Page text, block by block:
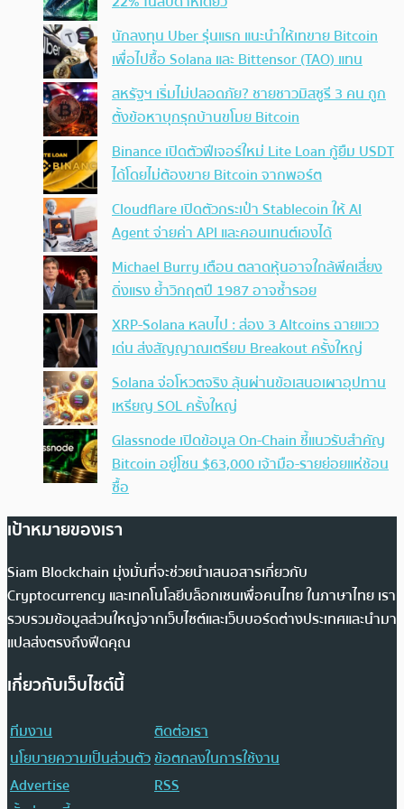
นักลงทุน Uber รุ่นแรก แนะนำให้เทขาย Bitcoin
เพื่อไปซื้อ Solana และ Bittensor (TAO) แทน
สหรัฐฯ เริ่มไม่ปลอดภัย? ชายชาวมิสซูรี 3 คน ถูก
ตั้งข้อหาบุกรุกบ้านขโมย Bitcoin
Binance เปิดตัวฟีเจอร์ใหม่ Lite Loan กู้ยืม USDT
ได้โดยไม่ต้องขาย Bitcoin จากพอร์ต
Cloudflare เปิดตัวกระเป๋า Stablecoin ให้ AI
Agent จ่ายค่า API และคอนเทนต์เองได้
Michael Burry เตือน ตลาดหุ้นอาจใกล้พีคเสี่ยง
ดิ่งแรง ย้ำวิกฤตปี 1987 อาจซ้ำรอย
XRP-Solana หลบไป : ส่อง 3 Altcoins ฉายแวว
เด่น ส่งสัญญาณเตรียม Breakout ครั้งใหญ่
Solana จ่อโหวตจริง ลุ้นผ่านข้อเสนอเผาอุปทาน
เหรียญ SOL ครั้งใหญ่
Glassnode เปิดข้อมูล On-Chain ชี้แนวรับสำคัญ
Bitcoin อยู่โซน $63,000 เจ้ามือ-รายย่อยแห่ช้อน
ซื้อ
เป้าหมายของเรา
Siam Blockchain มุ่งมั่นที่จะช่วยนำเสนอสารเกี่ยวกับ
Cryptocurrency และเทคโนโลยีบล็อกเชนเพื่อคนไทย ในภาษาไทย เรา
รวบรวมข้อมูลส่วนใหญ่จากเว็บไซต์และเว็บบอร์ดต่างประเทศและนำมา
แปลส่งตรงถึงฟีดคุณ
เกี่ยวกับเว็บไซต์นี้
ทีมงาน
ติดต่อเรา
นโยบายความเป็นส่วนตัวข้อตกลงในการใช้งาน
Advertise
RSS